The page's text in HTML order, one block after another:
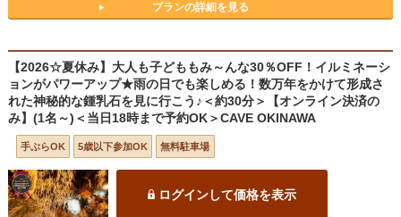
プランの詳細を見る
【2026☆夏休み】大人も子どももみ～んな30％OFF！イルミネーシ
ョンがパワーアップ★雨の日でも楽しめる！数万年をかけて形成さ
れた神秘的な鍾乳石を見に行こう♪＜約30分＞【オンライン決済の
み】(1名～)＜当日18時まで予約OK＞CAVE OKINAWA
手ぶらOK 5歳以下参加OK 無料駐車場
ログインして価格を表示